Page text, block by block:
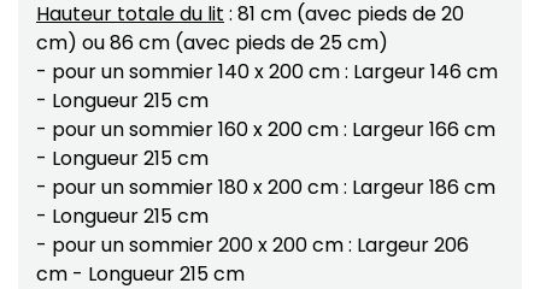
Hauteur totale du lit : 81 cm (avec pieds de 20
cm) ou 86 cm (avec pieds de 25 cm)
- pour un sommier 140 x 200 cm : Largeur 146 cm
- Longueur 215 cm
- pour un sommier 160 x 200 cm : Largeur 166 cm
- Longueur 215 cm
- pour un sommier 180 x 200 cm : Largeur 186 cm
- Longueur 215 cm
- pour un sommier 200 x 200 cm : Largeur 206
cm - Longueur 215 cm